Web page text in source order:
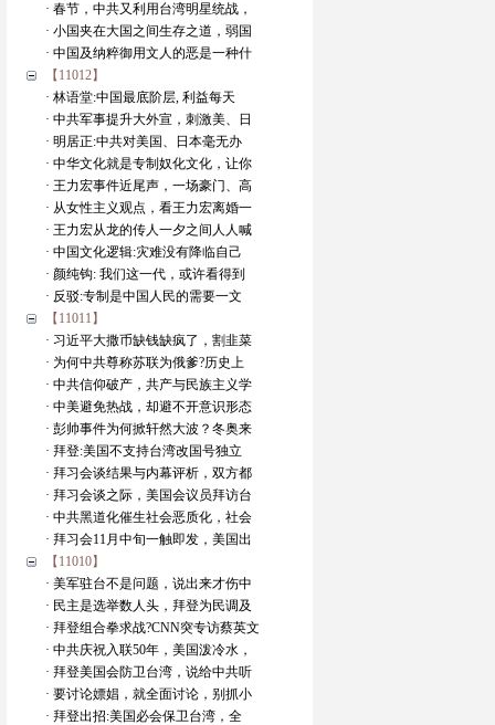
· 春节，中共又利用台湾明星统战，
· 小国夹在大国之间生存之道，弱国
· 中国及纳粹御用文人的恶是一种什
【11012】
· 林语堂:中国最底阶层, 利益每天
· 中共军事提升大外宣，刺激美、日
· 明居正:中共对美国、日本毫无办
· 中华文化就是专制奴化文化，让你
· 王力宏事件近尾声，一场豪门、高
· 从女性主义观点，看王力宏离婚一
· 王力宏从龙的传人一夕之间人人喊
· 中国文化逻辑:灾难没有降临自己
· 颜纯钩: 我们这一代，或许看得到
· 反驳:专制是中国人民的需要一文
【11011】
· 习近平大撒币缺钱缺疯了，割韭菜
· 为何中共尊称苏联为俄爹?历史上
· 中共信仰破产，共产与民族主义学
· 中美避免热战，却避不开意识形态
· 彭帅事件为何掀轩然大波？冬奥来
· 拜登:美国不支持台湾改国号独立
· 拜习会谈结果与内幕评析，双方都
· 拜习会谈之际，美国会议员拜访台
· 中共黑道化催生社会恶质化，社会
· 拜习会11月中旬一触即发，美国出
【11010】
· 美军驻台不是问题，说出来才伤中
· 民主是选举数人头，拜登为民调及
· 拜登组合拳求战?CNN突专访蔡英文
· 中共庆祝入联50年，美国泼冷水，
· 拜登美国会防卫台湾，说给中共听
· 要讨论嫖娼，就全面讨论，别抓小
· 拜登出招:美国必会保卫台湾，全